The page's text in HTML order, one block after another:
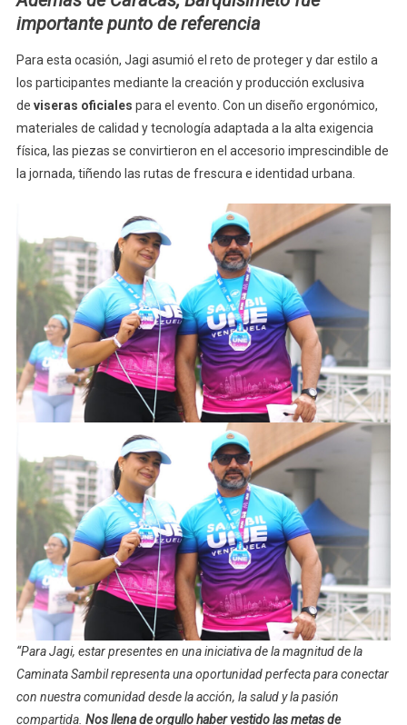
importante punto de referencia
Para esta ocasión, Jagi asumió el reto de proteger y dar estilo a
los participantes mediante la creación y producción exclusiva
de viseras oficiales para el evento. Con un diseño ergonómico,
materiales de calidad y tecnología adaptada a la alta exigencia
física, las piezas se convirtieron en el accesorio imprescindible de
la jornada, tiñendo las rutas de frescura e identidad urbana.
“Para Jagi, estar presentes en una iniciativa de la magnitud de la
Caminata Sambil representa una oportunidad perfecta para conectar
con nuestra comunidad desde la acción, la salud y la pasión
compartida. Nos llena de orgullo haber vestido las metas de